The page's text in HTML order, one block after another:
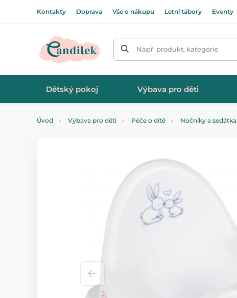
Kontakty Doprava Vše o nákupu Letní tábory Eventy
Např. produkt, kategorie
Dětský pokoj Výbava pro děti
Úvod Výbava pro děti Péče o dítě Nočníky a sedátka